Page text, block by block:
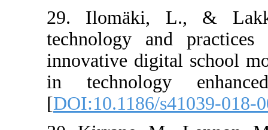
29. Ilomäki,
technology
innovative
in
[DOI:10.1186/